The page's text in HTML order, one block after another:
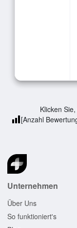
Klicken
[Anzahl
Unternehmen
Über Uns
So funktioniert's